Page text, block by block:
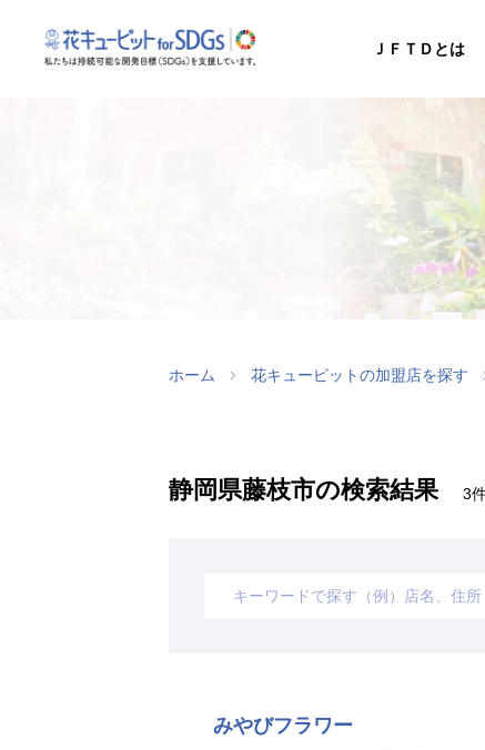
ＪＦＴＤとは
ホーム 花キューピットの加盟店を探す
静岡県藤枝市の検索結果 3
みやびフラワー